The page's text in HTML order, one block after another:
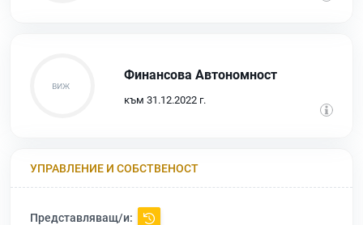
Финансова Автономност
към 31.12.2022 г.
УПРАВЛЕНИЕ И СОБСТВЕНОСТ
Представляващ/и: